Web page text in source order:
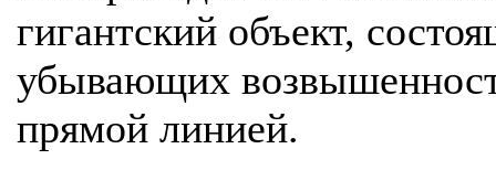
гигантский объект,
убывающих
прямой линией.